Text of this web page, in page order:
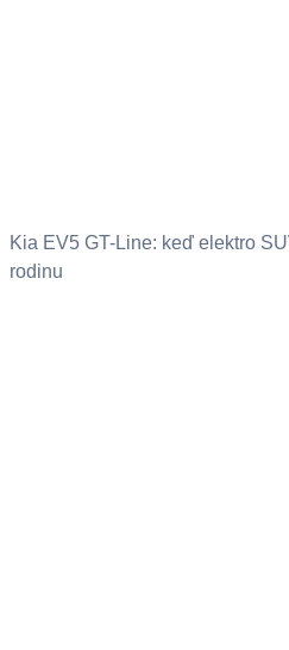
Kia EV5 GT-Line: keď elektro
rodinu